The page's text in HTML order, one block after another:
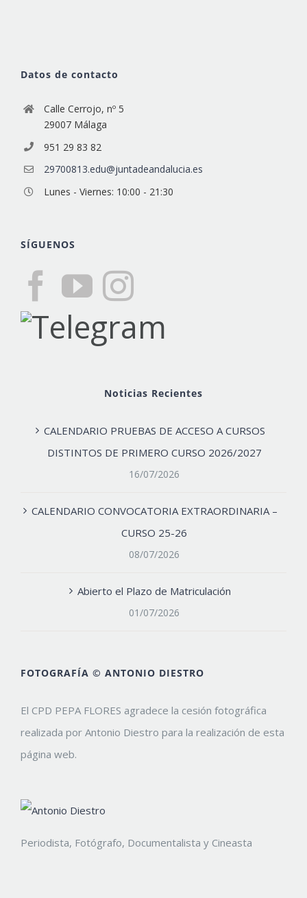
Datos de contacto
Calle Cerrojo, nº 5
29007 Málaga
951 29 83 82
29700813.edu@juntadeandalucia.es
Lunes - Viernes: 10:00 - 21:30
SÍGUENOS
Noticias Recientes
CALENDARIO PRUEBAS DE ACCESO A CURSOS
DISTINTOS DE PRIMERO CURSO 2026/2027
16/07/2026
CALENDARIO CONVOCATORIA EXTRAORDINARIA –
CURSO 25-26
08/07/2026
Abierto el Plazo de Matriculación
01/07/2026
FOTOGRAFÍA © ANTONIO DIESTRO
El CPD PEPA FLORES agradece la cesión fotográfica
realizada por Antonio Diestro para la realización de esta
página web.
Periodista, Fotógrafo, Documentalista y Cineasta